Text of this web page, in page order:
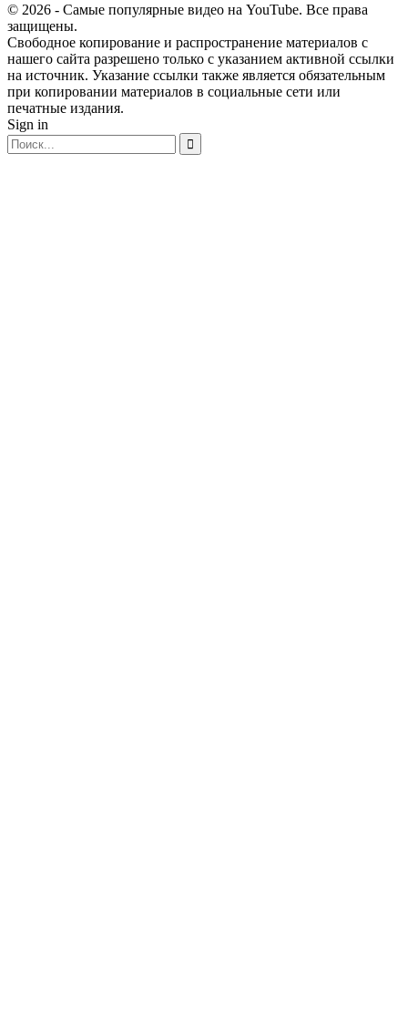
© 2026 - Самые популярные видео на YouTube. Все права
защищены.
Свободное копирование и распространение материалов с
нашего сайта разрешено только с указанием активной ссылки
на источник. Указание ссылки также является обязательным
при копировании материалов в социальные сети или
печатные издания.
Sign in